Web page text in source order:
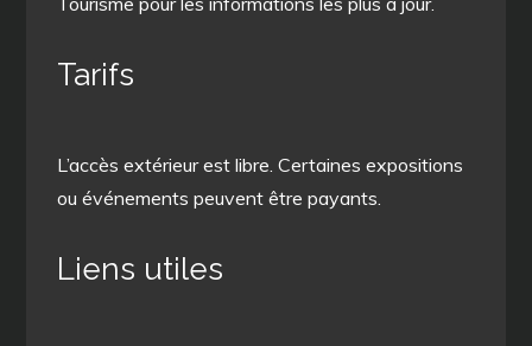
Tarifs
L’accès extérieur est libre. Certaines expositions
ou événements peuvent être payants.
Liens utiles